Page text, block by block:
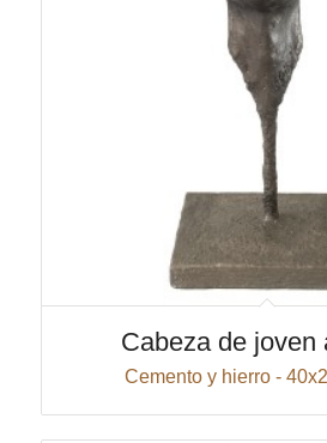
Cabeza de joven
Cemento y hierro -